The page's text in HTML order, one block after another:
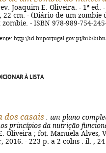
Joaquim E. Oliveira. - 1ª ed.
22 cm. - (Diário de um
- ISBN 978-989-754-
http://id.bnportugal.gov.pt/bib/
À LISTA
dos casais : um plano
princípios da nutrição
Oliveira ; fot. Manuela Alves,
2016. - 223 p. a 2 colns : il. ; 24